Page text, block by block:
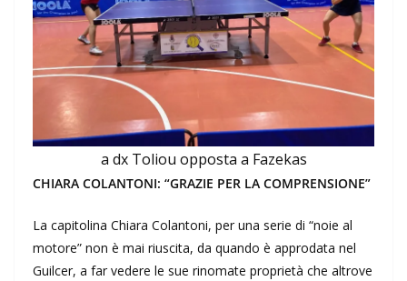
a dx Toliou opposta a Fazekas
CHIARA COLANTONI: “GRAZIE PER LA COMPRENSIONE”
La capitolina Chiara Colantoni, per una serie di “noie al
motore” non è mai riuscita, da quando è approdata nel
Guilcer, a far vedere le sue rinomate proprietà che altrove